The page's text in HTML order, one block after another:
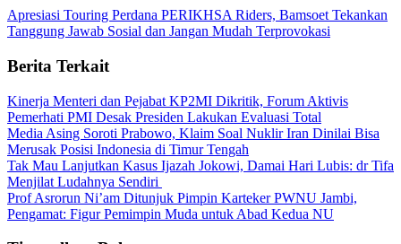
Apresiasi Touring Perdana PERIKHSA Riders, Bamsoet Tekankan
Tanggung Jawab Sosial dan Jangan Mudah Terprovokasi
Berita Terkait
Kinerja Menteri dan Pejabat KP2MI Dikritik, Forum Aktivis
Pemerhati PMI Desak Presiden Lakukan Evaluasi Total
Media Asing Soroti Prabowo, Klaim Soal Nuklir Iran Dinilai Bisa
Merusak Posisi Indonesia di Timur Tengah
Tak Mau Lanjutkan Kasus Ijazah Jokowi, Damai Hari Lubis: dr Tifa
Menjilat Ludahnya Sendiri
Prof Asrorun Ni’am Ditunjuk Pimpin Karteker PWNU Jambi,
Pengamat: Figur Pemimpin Muda untuk Abad Kedua NU